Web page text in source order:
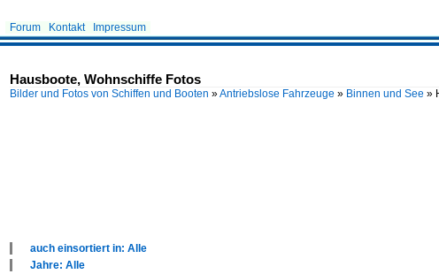
Forum Kontakt Impressum
Hausboote, Wohnschiffe Fotos
Bilder und Fotos von Schiffen und Booten »Antriebslose Fahrzeuge » Binnen und See »
auch einsortiert in: Alle
Jahre: Alle